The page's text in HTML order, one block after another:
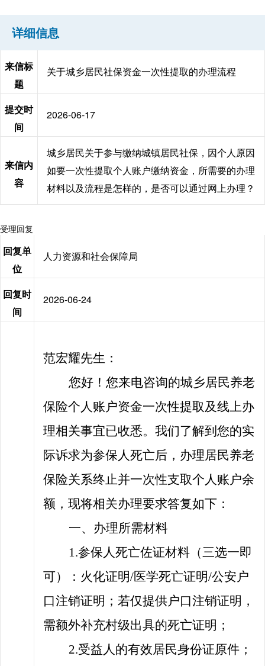
详细信息
来信标
题
关于城乡居民社保资金一次性提取的办理流程
提交时
间
2026-06-17
来信内
容
城乡居民关于参与缴纳城镇居民社保，因个人原因
如要一次性提取个人账户缴纳资金，所需要的办理
材料以及流程是怎样的，是否可以通过网上办理？
受理回复
回复单
位
人力资源和社会保障局
回复时
间
2026-06-24
范宏耀先生：
您好！您来电咨询的城乡居民养老
保险个人账户资金一次性提取及线上办
理相关事宜已收悉。我们了解到 您的实
际诉求为参保人死亡后 ， 办理居民养老
保险关系终止并一次性支取个人账户余
额，现将相关办理要求答复如下：
一、办理所需材料
1.参保人死亡佐证材料（三选一即
可）：火化证明/医学死亡证明/公安户
口注销证明；若仅提供户口注销证明，
需额外补充村级出具的死亡证明；
2.受益人的有效居民身份证原件；